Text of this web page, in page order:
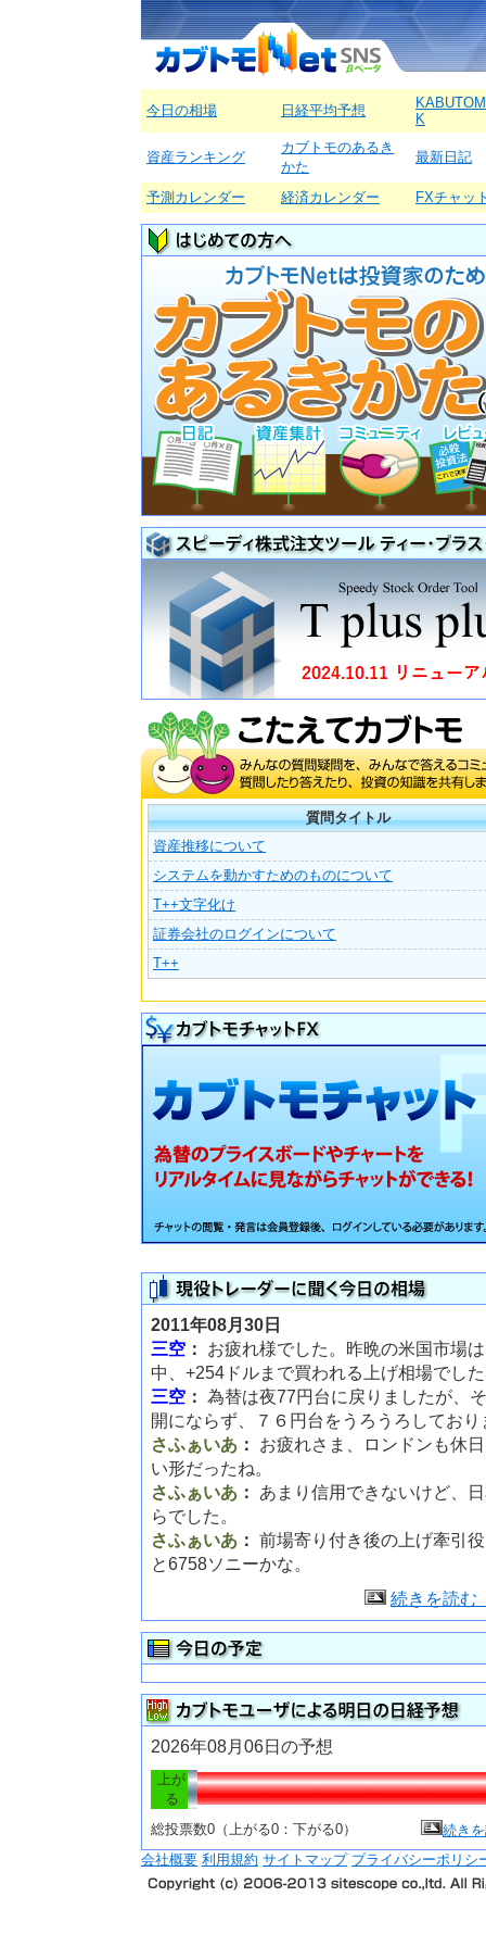
今日の相場 日経平均予想
K
資産ランキング
カブトモのあるき
かた
最新日記
予測カレンダー 経済カレンダー FXチャッ
質問タイトル
資産推移について
システムを動かすためのものについて
T++文字化け
証券会社のログインについて
T++
2011年08月30日
三空 ：
お疲れ様でした。昨晩の米国市場
中、+254ドルまで買われる上げ相場でし
三空 ： 為替は夜77円台に戻りましたが、
開にならず、７６円台をうろうろしており
さふぁいあ ：
お疲れさま、ロンドンも休
い形だったね。
さふぁいあ ：
あまり信用できないけど、
らでした。
さふぁいあ ： 前場寄り付き後の上げ牽引
と6758ソニーかな。
続きを読む
2026年08月06日の予想
上が
る
総投票数0（上がる0：下がる0）
続き
会社概要 利用規約 サイトマップ プライバシーポリシ